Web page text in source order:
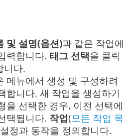
및 설명(옵션)과 같은 작업에
력합니다. 태그 선택을 클릭
니다.
메뉴에서 생성 및 구성하려
합니다. 새 작업을 생성하기
을 선택한 경우, 이전 선택에
택됩니다. 작업(모든 작업 목
정과 동작을 정의합니다.